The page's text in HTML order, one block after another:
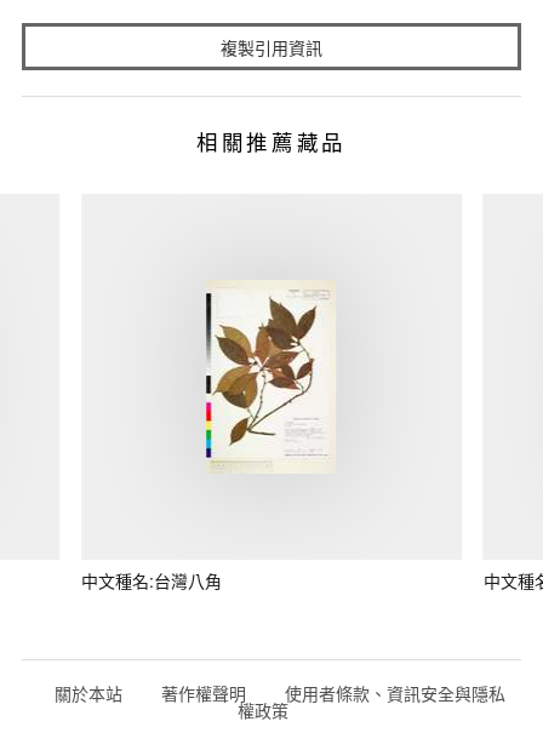
複製引用資訊
相關推薦藏品
中文種名:台灣八角 中文種
關於本站 著作權聲明 使用者條款、資訊安全與隱私
權政策